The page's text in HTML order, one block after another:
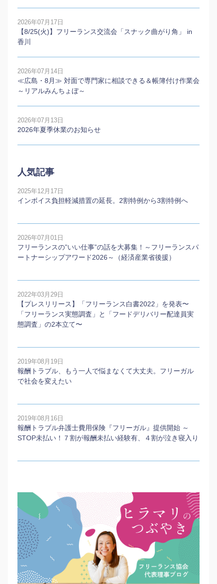
2026年07月17日
【8/25(火)】フリーランス交流会「スナック曲がり角」 in
香川
2026年07月14日
≪広島・8月≫ 対面で専門家に相談できる＆帳簿付け作業会
～リアルみんちょぼ～
2026年07月13日
2026年夏季休業のお知らせ
人気記事
2025年12月17日
インボイス負担軽減措置の延長。2割特例から3割特例へ
2026年07月01日
フリーランスの”いい仕事”の話を大募集！～フリーランスパ
ートナーシップアワード2026～（経済産業省後援）
2022年03月29日
【プレスリリース】「フリーランス白書2022」を発表〜
「フリーランス実態調査」と「フードデリバリー配達員実
態調査」の2本⽴て〜
2019年08月19日
報酬トラブル、もう一人で悩まなくて大丈夫。フリーガル
で社会を変えたい
2019年08月16日
報酬トラブル弁護士費用保険『フリーガル』提供開始 ～
STOP未払い！７割が報酬未払い経験有、４割が泣き寝入り